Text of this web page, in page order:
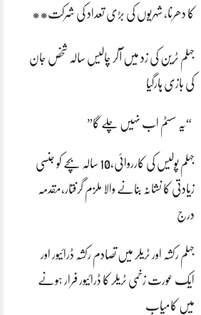
کا دھرنا، شہریوں کی بڑی تعداد کی شرکت**
جہلم ٹرین کی زد میں آکر چالیس سالہ شخص جان
کی بازی ہارگیا
“یہ سسٹم اب نہیں چلے گا”
جہلم پولیس کی کارروائی،10 سالہ بچے کو جنسی
زیادتی کا نشانہ بنانے والا ملزم گرفتار،مقدمہ
درج
جہلم رکشہ اور ٹریلر میں تصادم رکشہ ڈرائیور اور
ایک عورت زخمی ٹریلر کا ڈرائیور فرار ہونے
میں کامیاب